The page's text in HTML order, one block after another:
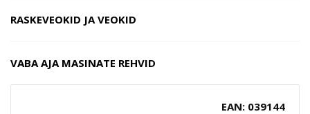
RASKEVEOKID JA VEOKID
VABA AJA MASINATE REHVID
EAN: 039144